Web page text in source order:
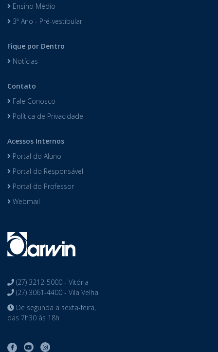
Ensino Médio
3º Ano - Pré-vestibular
Fique por Dentro
Notícias
Contato
Fale Conosco
Política de Privacidade
Acessos Internos
Portal do Aluno
Portal do Responsável
Portal do Professor
Webmail
(27) 3212-5000 - Vitória
(27) 3061-4400 - Vila Velha
De segunda a sexta-feira,
das 7h30 às 18h